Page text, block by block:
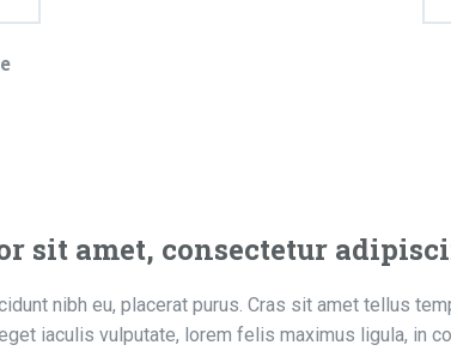
sit amet, consectetur
nibh eu, placerat purus. Cras sit amet tellus
iaculis vulputate, lorem felis maximus ligula, in